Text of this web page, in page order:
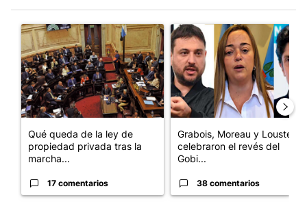
Un artículo de tendencia con el título "Qué queda de la ley de
Qué queda de la ley de
propiedad privada tras la
marcha...
17 comentarios
Un artículo de tendencia con
Grabois, Moreau y Lousteau
celebraron el revés del
Gobi...
38 comentarios